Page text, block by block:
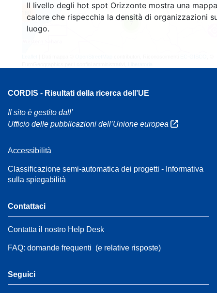
Il livello degli hot spot Orizzonte mostra una
calore che rispecchia la densità di organizzazioni
luogo.
7
CORDIS - Risultati della ricerca dell’UE
Il sito è gestito dall’
Ufficio delle pubblicazioni dell’Unione europea
Accessibilità
Classificazione semi-automatica dei progetti - Informativa
sulla spiegabilità
Contattaci
Contatta il nostro Help Desk
FAQ: domande frequenti (e relative risposte)
Seguici